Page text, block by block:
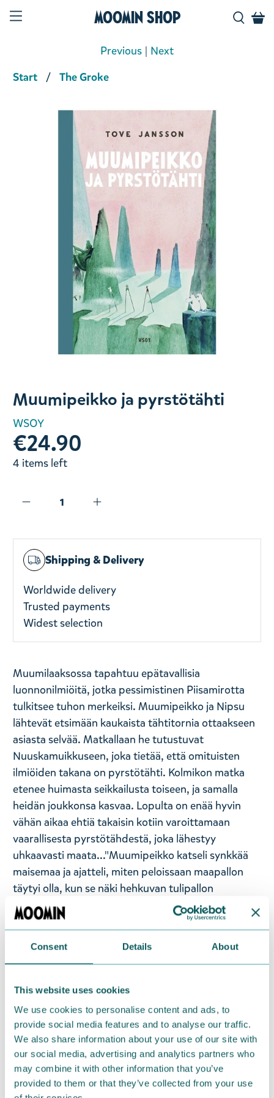
Consent Details About
This website uses cookies
We use cookies to personalise content and ads, to
provide social media features and to analyse our traffic.
We also share information about your use of our site with
our social media, advertising and analytics partners who
may combine it with other information that you’ve
provided to them or that they’ve collected from your use
Moomin Shop
Start The Groke
Previous | Next
Muumipeikko ja pyrstötähti
WSOY
€24.90
4 items left
Shipping & Delivery
Worldwide delivery
Trusted payments
Widest selection
Muumilaaksossa tapahtuu epätavallisia
luonnonilmiöitä, jotka pessimistinen Piisamirotta
tulkitsee tuhon merkeiksi. Muumipeikko ja Nipsu
lähtevät etsimään kaukaista tähtitornia ottaakseen
asiasta selvää. Matkallaan he tutustuvat
Nuuskamuikkuseen, joka tietää, että omituisten
ilmiöiden takana on pyrstötähti. Kolmikon matka
etenee huimasta seikkailusta toiseen, ja samalla
heidän joukkonsa kasvaa. Lopulta on enää hyvin
vähän aikaa ehtiä takaisin kotiin varoittamaan
vaarallisesta pyrstötähdestä, joka lähestyy
uhkaavasti maata..."Muumipeikko katseli synkkää
maisemaa ja ajatteli, miten peloissaan maapallon
täytyi olla, kun se näki hehkuvan tulipallon
lähestyvän. Hän ajatteli miten kiihkeästi hän rakasti
kaikkea, metsää ja merta, sadetta ja tuulta,
mahdotonta olisi elää ilman niitä. Mutta sitten hän
Language: Finnish.,
Return Policy
We hope that you are delighted with the Moomin
products that you have ordered. If, however, any
items supplied by us did not suit your needs and